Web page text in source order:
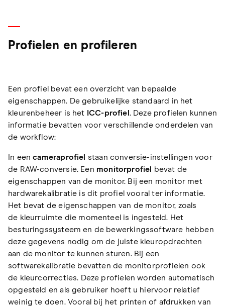
Profielen en profileren
Een profiel bevat een overzicht van bepaalde
eigenschappen. De gebruikelijke standaard in het
kleurenbeheer is het ICC-profiel . Deze profielen kunnen
informatie bevatten voor verschillende onderdelen van
de workflow:
In eencameraprofiel staan conversie-instellingen voor
de RAW-conversie. Een monitorprofiel
bevat de
eigenschappen van de monitor. Bij een monitor met
hardwarekalibratie is dit profiel vooral ter informatie.
Het bevat de eigenschappen van de monitor, zoals
de kleurruimte die momenteel is ingesteld. Het
besturingssysteem en de bewerkingssoftware hebben
deze gegevens nodig om de juiste kleuropdrachten
aan de monitor te kunnen sturen. Bij een
softwarekalibratie bevatten de monitorprofielen ook
de kleurcorrecties. Deze profielen worden automatisch
opgesteld en als gebruiker hoeft u hiervoor relatief
weinig te doen. Vooral bij het printen of afdrukken van